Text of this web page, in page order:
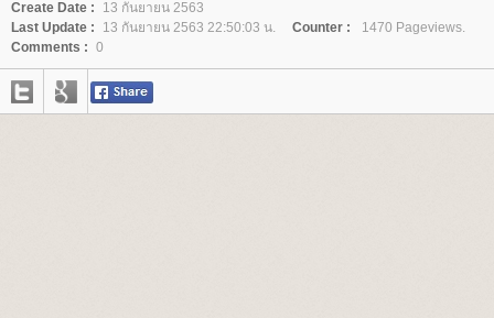
Create Date :
13 กันยายน 2563
Last Update :
13 กันยายน 2563 22:50:03 น. Counter :
1470 Pageviews.
Comments : 0